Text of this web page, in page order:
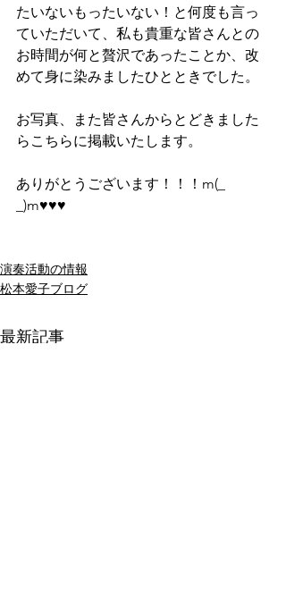
たいないもったいない！と何度も言っ
ていただいて、私も貴重な皆さんとの
お時間が何と贅沢であったことか、改
めて身に染みましたひとときでした。
お写真、また皆さんからとどきました
らこちらに掲載いたします。
ありがとうございます！！！m(_
_)m♥️♥️♥️
演奏活動の情報
松本愛子ブログ
最新記事